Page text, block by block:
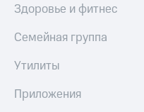
Здоровье и фитнес
Семейная группа
Утилиты
Приложения